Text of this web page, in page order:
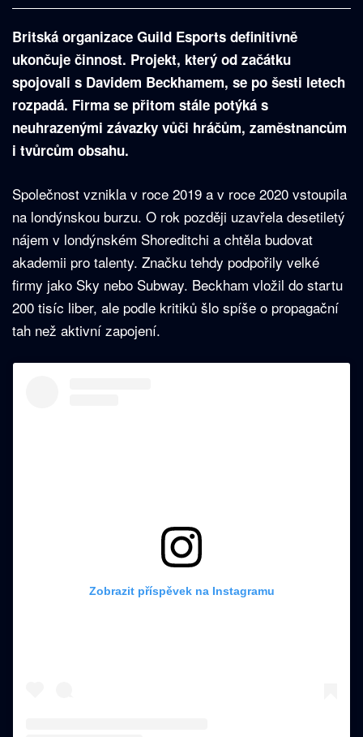
Britská organizace Guild Esports definitivně
ukončuje činnost. Projekt, který od začátku
spojovali s Davidem Beckhamem, se po šesti letech
rozpadá. Firma se přitom stále potýká s
neuhrazenými závazky vůči hráčům, zaměstnancům
i tvůrcům obsahu.
Společnost vznikla v roce 2019 a v roce 2020 vstoupila
na londýnskou burzu. O rok později uzavřela desetiletý
nájem v londýnském Shoreditchi a chtěla budovat
akademii pro talenty. Značku tehdy podpořily velké
firmy jako Sky nebo Subway. Beckham vložil do startu
200 tisíc liber, ale podle kritiků šlo spíše o propagační
tah než aktivní zapojení.
Zobrazit příspěvek na Instagramu